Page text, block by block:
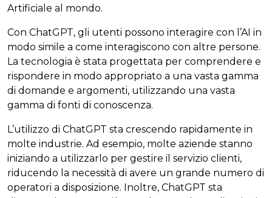
Artificiale al mondo.
Con ChatGPT, gli utenti possono interagire con l’AI in
modo simile a come interagiscono con altre persone.
La tecnologia è stata progettata per comprendere e
rispondere in modo appropriato a una vasta gamma
di domande e argomenti, utilizzando una vasta
gamma di fonti di conoscenza.
L’utilizzo di ChatGPT sta crescendo rapidamente in
molte industrie. Ad esempio, molte aziende stanno
iniziando a utilizzarlo per gestire il servizio clienti,
riducendo la necessità di avere un grande numero di
operatori a disposizione. Inoltre, ChatGPT sta